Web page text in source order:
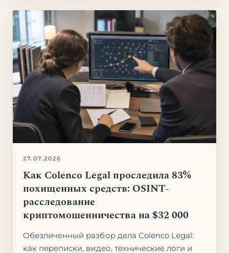
27.07.2026
Как Colenco Legal проследила 83%
похищенных средств: OSINT-
расследование
криптомошенничества на $32 000
Обезличенный разбор дела Colenco Legal:
как переписки, видео, технические логи и